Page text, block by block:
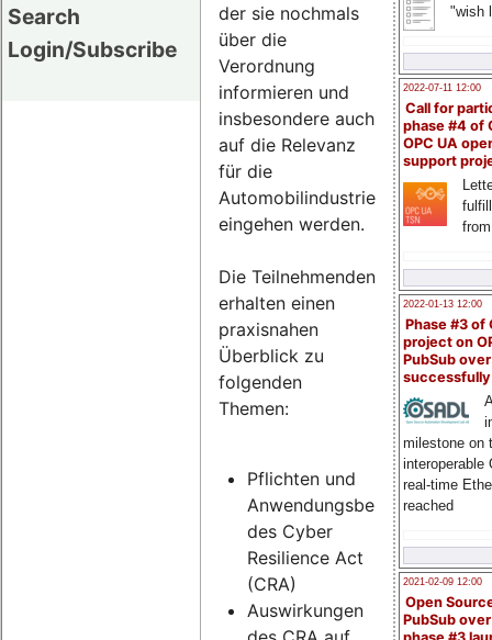
Search
Login/Subscribe
"wish
2022-07-11 12:00
Call for
phase #4 of
OPC UA
support
2022-01-13 12:00
Phase #3 of
project on
PubSub over
milestone on
interoperable
real-time
reached
2021-02-09 12:00
Open
PubSub
der sie nochmals
über die
Verordnung
informieren und
insbesondere auch
auf die Relevanz
für die
Automobilindustrie
eingehen werden.
Die Teilnehmenden
erhalten einen
praxisnahen
Überblick zu
folgenden
Themen:
Pflichten und
Anwendungsbereich
des Cyber
Resilience Act
(CRA)
Auswirkungen